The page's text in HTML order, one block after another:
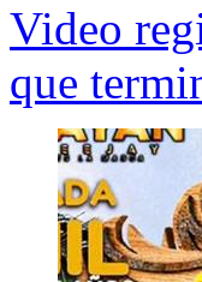
Video
que